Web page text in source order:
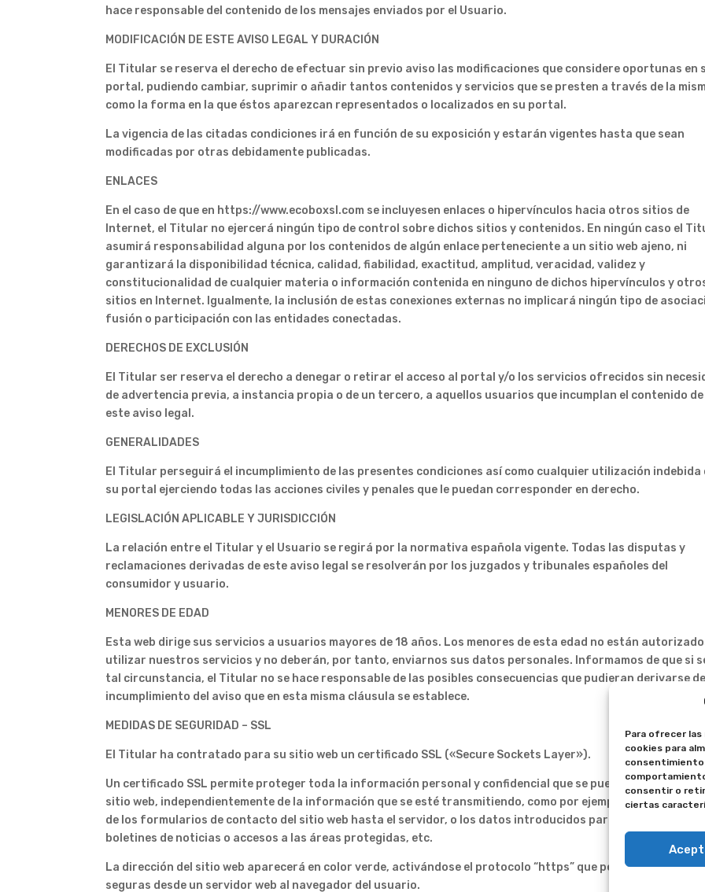
Para ofrecer
cookies para
consentimiento
consentir o
ciertas
hace responsable del contenido de los mensajes enviados por el Usuario.
MODIFICACIÓN DE ESTE AVISO LEGAL Y DURACIÓN
El Titular se reserva el derecho de efectuar sin previo aviso las modificaciones que considere oportunas en
portal, pudiendo cambiar, suprimir o añadir tantos contenidos y servicios que se presten a través de la
como la forma en la que éstos aparezcan representados o localizados en su portal.
La vigencia de las citadas condiciones irá en función de su exposición y estarán vigentes hasta que sean
modificadas por otras debidamente publicadas.
ENLACES
En el caso de que en https://www.ecoboxsl.com se incluyesen enlaces o hipervínculos hacia otros sitios de
Internet, el Titular no ejercerá ningún tipo de control sobre dichos sitios y contenidos. En ningún caso el
asumirá responsabilidad alguna por los contenidos de algún enlace perteneciente a un sitio web ajeno, ni
garantizará la disponibilidad técnica, calidad, fiabilidad, exactitud, amplitud, veracidad, validez y
constitucionalidad de cualquier materia o información contenida en ninguno de dichos hipervínculos y
sitios en Internet. Igualmente, la inclusión de estas conexiones externas no implicará ningún tipo de
fusión o participación con las entidades conectadas.
DERECHOS DE EXCLUSIÓN
El Titular ser reserva el derecho a denegar o retirar el acceso al portal y/o los servicios ofrecidos sin
de advertencia previa, a instancia propia o de un tercero, a aquellos usuarios que incumplan el contenido de
este aviso legal.
GENERALIDADES
El Titular perseguirá el incumplimiento de las presentes condiciones así como cualquier utilización indebida
su portal ejerciendo todas las acciones civiles y penales que le puedan corresponder en derecho.
LEGISLACIÓN APLICABLE Y JURISDICCIÓN
La relación entre el Titular y el Usuario se regirá por la normativa española vigente. Todas las disputas y
reclamaciones derivadas de este aviso legal se resolverán por los juzgados y tribunales españoles del
consumidor y usuario.
MENORES DE EDAD
Esta web dirige sus servicios a usuarios mayores de 18 años. Los menores de esta edad no están
utilizar nuestros servicios y no deberán, por tanto, enviarnos sus datos personales. Informamos de que si
tal circunstancia, el Titular no se hace responsable de las posibles consecuencias que pudieran derivarse
incumplimiento del aviso que en esta misma cláusula se establece.
MEDIDAS DE SEGURIDAD – SSL
El Titular ha contratado para su sitio web un certificado SSL («Secure Sockets Layer»).
Un certificado SSL permite proteger toda la información personal y confidencial que se pueda manejar en un
sitio web, independientemente de la información que se esté transmitiendo, como por ejemplo, desde
de los formularios de contacto del sitio web hasta el servidor, o los datos introducidos para la suscripción de
boletines de noticias o accesos a las áreas protegidas, etc.
La dirección del sitio web aparecerá en color verde, activándose el protocolo “https” que permite
seguras desde un servidor web al navegador del usuario.